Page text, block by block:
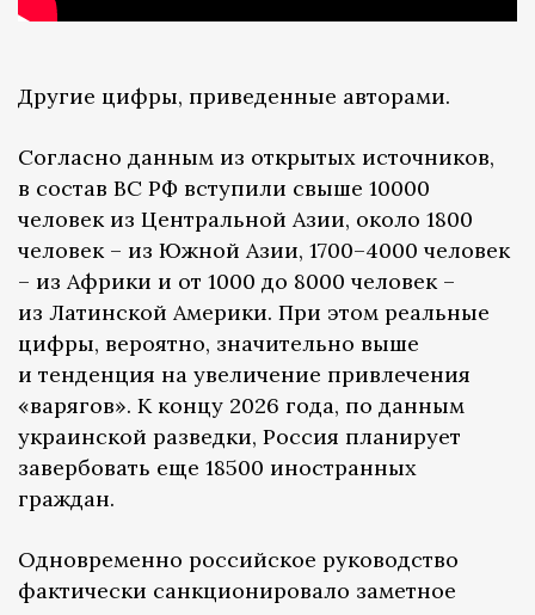
Другие цифры, приведенные авторами.
Согласно данным из открытых источников,
в состав ВС РФ вступили свыше 10000
человек из Центральной Азии, около 1800
человек – из Южной Азии, 1700–4000 человек
– из Африки и от 1000 до 8000 человек –
из Латинской Америки. При этом реальные
цифры, вероятно, значительно выше
и тенденция на увеличение привлечения
«варягов». К концу 2026 года, по данным
украинской разведки, Россия планирует
завербовать еще 18500 иностранных
граждан.
Одновременно российское руководство
фактически санкционировало заметное